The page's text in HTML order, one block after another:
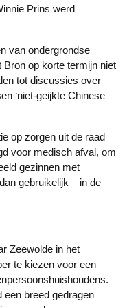
Prins werd
op korte termijn niet
tot discussies over
‘niet-geijkte Chinese
voor medisch afval, om
gezinnen met
gebruikelijk – in de
te kiezen voor een
een breed gedragen